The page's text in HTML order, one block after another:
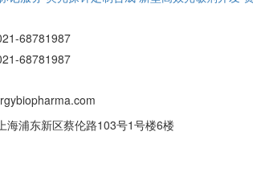
68781987
68781987
上海浦东新区蔡伦路103号1号楼6楼